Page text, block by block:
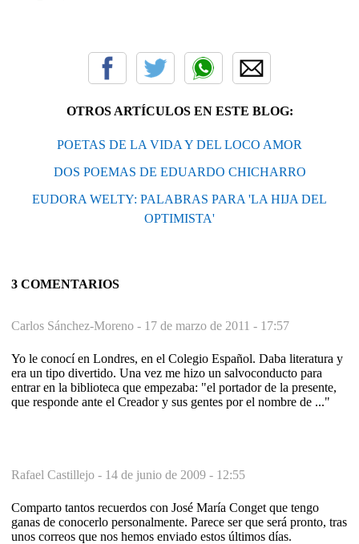
OTROS ARTÍCULOS EN ESTE BLOG:
POETAS DE LA VIDA Y DEL LOCO AMOR
DOS POEMAS DE EDUARDO CHICHARRO
EUDORA WELTY: PALABRAS PARA 'LA HIJA DEL
OPTIMISTA'
3 COMENTARIOS
Carlos Sánchez-Moreno - 17 de marzo de 2011 - 17:57
Yo le conocí en Londres, en el Colegio Español. Daba literatura y
era un tipo divertido. Una vez me hizo un salvoconducto para
entrar en la biblioteca que empezaba: "el portador de la presente,
que responde ante el Creador y sus gentes por el nombre de ..."
Rafael Castillejo - 14 de junio de 2009 - 12:55
Comparto tantos recuerdos con José María Conget que tengo
ganas de conocerlo personalmente. Parece ser que será pronto, tras
unos correos que nos hemos enviado estos últimos días.